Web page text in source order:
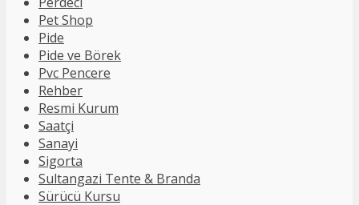
Pet Shop
Pide
Pide ve Börek
Pvc Pencere
Rehber
Resmi Kurum
Saatçi
Sanayi
Sigorta
Sultangazi Tente & Branda
Sürücü Kursu